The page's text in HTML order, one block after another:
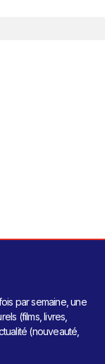
par semaine, une
(films, livres,
(nouveauté,